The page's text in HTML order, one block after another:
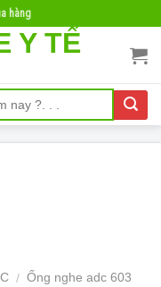
hàng
/ Ống nghe adc 603